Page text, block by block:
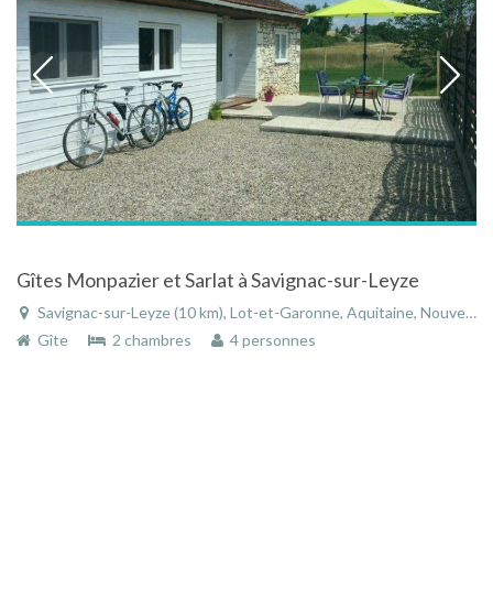
Gîtes Monpazier et Sarlat à Savignac-sur-Leyze
Savignac-sur-Leyze (10 km), Lot-et-Garonne, Aquitaine, Nouvelle-Aquitaine, France
Gîte
2 chambres 4 personnes